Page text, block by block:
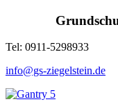
Tel: 0911-5298933
info@gs-ziegelstein.de